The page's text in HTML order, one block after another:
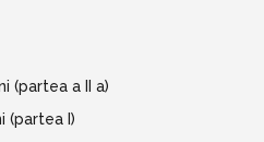
(partea a II a)
(partea I)